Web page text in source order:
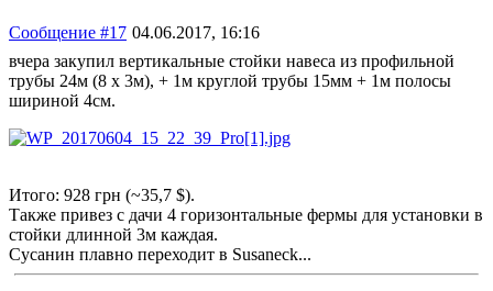
Сообщение #17 04.06.2017, 16:16
вчера закупил вертикальные стойки навеса из профильной
трубы 24м (8 х 3м), + 1м круглой трубы 15мм + 1м полосы
шириной 4см.
Итого: 928 грн (~35,7 $).
Также привез с дачи 4 горизонтальные фермы для установки в
стойки длинной 3м каждая.
Сусанин плавно переходит в Susaneck...